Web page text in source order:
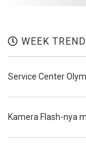
WEEK
Service Center
Kamera Flash-nya